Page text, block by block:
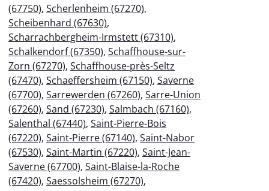
(67750), Scherlenheim (67270),
Scheibenhard (67630),
Scharrachbergheim-Irmstett (67310),
Schalkendorf (67350), Schaffhouse-sur-
Zorn (67270), Schaffhouse-près-Seltz
(67470), Schaeffersheim (67150), Saverne
(67700), Sarrewerden (67260), Sarre-Union
(67260), Sand (67230), Salmbach (67160),
Salenthal (67440), Saint-Pierre-Bois
(67220), Saint-Pierre (67140), Saint-Nabor
(67530), Saint-Martin (67220), Saint-Jean-
Saverne (67700), Saint-Blaise-la-Roche
(67420), Saessolsheim (67270),